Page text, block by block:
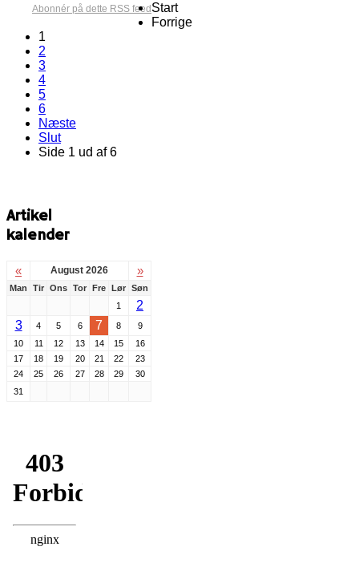
Abonnér på dette RSS feed Start
Forrige
1
2
3
4
5
6
Næste
Slut
Side 1 ud af 6
Artikel
kalender
« August 2026 »
Man Tir Ons Tor Fre Lør Søn
1
2
3
4 5 6 7 8
9
10
11 12 13 14 15
16
17
18 19 20 21 22
23
24
25 26 27 28 29
30
31